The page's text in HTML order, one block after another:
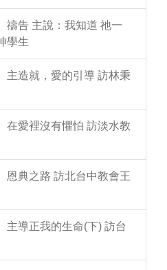
禱告 主說：我知道 祂一
學生
主造就，愛的引導 訪林秉
在愛裡沒有懼怕 訪淡水教
恩典之路 訪北台中教會王
主導正我的生命(下) 訪台